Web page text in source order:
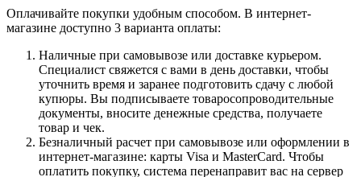
Оплачивайте покупки удобным способом. В интернет-
магазине доступно 3 варианта оплаты:
Наличные при самовывозе или доставке курьером.
Специалист свяжется с вами в день доставки, чтобы
уточнить время и заранее подготовить сдачу с любой
купюры. Вы подписываете товаросопроводительные
документы, вносите денежные средства, получаете
товар и чек.
Безналичный расчет при самовывозе или оформлении в
интернет-магазине: карты Visa и MasterCard. Чтобы
оплатить покупку, система перенаправит вас на сервер